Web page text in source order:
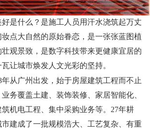
是什么？是施工人员用汗水浇筑起万丈
点大自然的原始眷恋，是一张张蓝图植
壮观景致，是数字科技带来更健康宜居的
让城市焕发人文光彩的坚持。
年从广州出发，始于房屋建筑工程而不止
务覆盖土建、装饰装修、家居智能化、
机电工程、集中采购业务等。 27年耕
市建成了一批规模浩大、工艺复杂、有重